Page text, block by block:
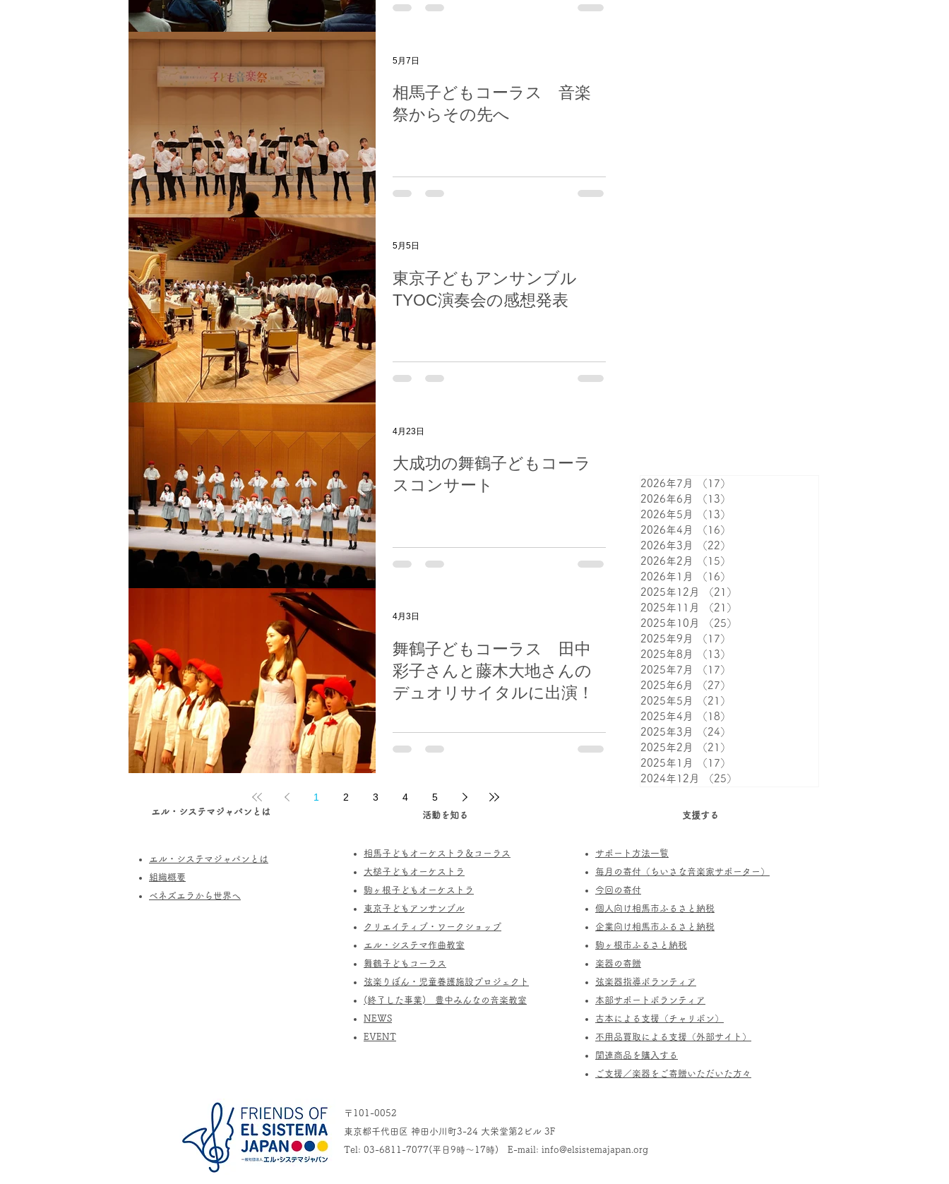
相馬子どもコーラス 音楽
祭からその先へ
5月7日
東京子どもアンサンブル
TYOC演奏会の感想発表
5月5日
大成功の舞鶴子どもコーラ
スコンサート
4月23日
舞鶴子どもコーラス 田中
彩子さんと藤木大地さんの
デュオリサイタルに出演！
4月3日
1 2 3 4 5
2026年7月 （17）
2026年6月
（13）
2026年5月
（13）
2026年4月
（16）
2026年3月
（22）
2026年2月
（15）
2026年1月
（16）
2025年12月
（21）
2025年11月
（21）
2025年10月
（25）
2025年9月
（17）
2025年8月
（13）
2025年7月
（17）
2025年6月
（27）
2025年5月
（21）
2025年4月
（18）
2025年3月
（24）
2025年2月
（21）
2025年1月
（17）
2024年12月
（25）
エル・システマジャパンとは
エル・システマジャパンとは
​組織概要
​ベネズエラから世界へ
活動を知る
相馬子どもオーケストラ＆コーラス
​大槌子どもオーケストラ
駒ヶ根子どもオーケストラ
​東京子どもアンサンブル
​クリエイティブ・ワークショップ
エル・システマ作曲教室
​舞鶴子どもコーラス
​​弦楽りぼん・児童養護施設プロジェクト
(終了した事業) ​豊中みんなの音楽教室
​NEWS
​EVENT
支援する
サポート方法一覧
​毎月の寄付（ちいさな音楽家サポーター）
今回の寄付
個人向け相馬市ふるさと納税
企業向け相馬市ふるさと納税
駒ヶ根市ふるさと納税
楽器の寄贈
​弦楽器指導ボランティア
​本部サポートボランティア
​古本による支援（チャリボン）
不用品買取による支援（外部サイト）
関連商品を購入する
​ご支援／楽器をご寄贈いただいた方々
〒101-0052
東京都千代田区 神田小川町3-24 大栄堂第2ビル 3F
Tel: 03-6811-7077(平日9時～17時) E-mail: info@elsistemajapan.org